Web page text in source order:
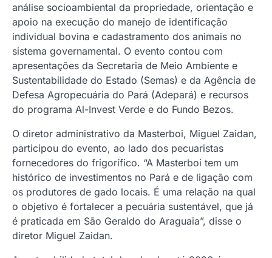
análise socioambiental da propriedade, orientação e
apoio na execução do manejo de identificação
individual bovina e cadastramento dos animais no
sistema governamental. O evento contou com
apresentações da Secretaria de Meio Ambiente e
Sustentabilidade do Estado (Semas) e da Agência de
Defesa Agropecuária do Pará (Adepará) e recursos
do programa Al-Invest Verde e do Fundo Bezos.
O diretor administrativo da Masterboi, Miguel Zaidan,
participou do evento, ao lado dos pecuaristas
fornecedores do frigorífico. “A Masterboi tem um
histórico de investimentos no Pará e de ligação com
os produtores de gado locais. É uma relação na qual
o objetivo é fortalecer a pecuária sustentável, que já
é praticada em São Geraldo do Araguaia”, disse o
diretor Miguel Zaidan.